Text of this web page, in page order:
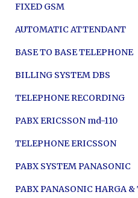
FIXED GSM
AUTOMATIC ATTENDANT
BASE TO BASE TELEPHONE
BILLING SYSTEM DBS
TELEPHONE RECORDING
PABX ERICSSON md-110
TELEPHONE ERICSSON
PABX SYSTEM PANASONIC
PABX PANASONIC HARGA &